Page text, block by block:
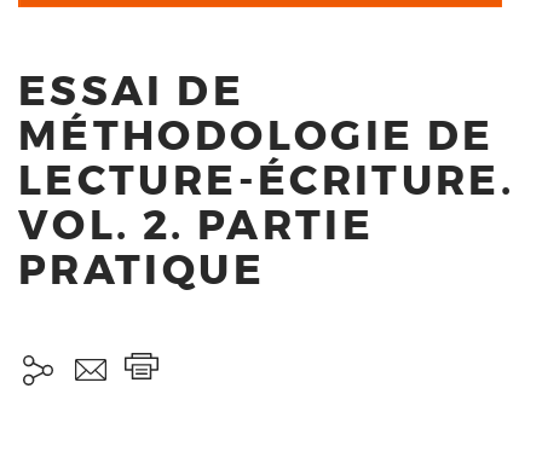
ESSAI DE
MÉTHODOLOGIE DE
LECTURE-ÉCRITURE.
VOL. 2. PARTIE
PRATIQUE